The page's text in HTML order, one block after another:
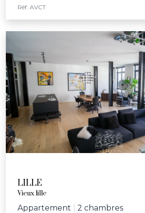
Réf. AVCT
LILLE
Vieux lille
Appartement 2 chambres